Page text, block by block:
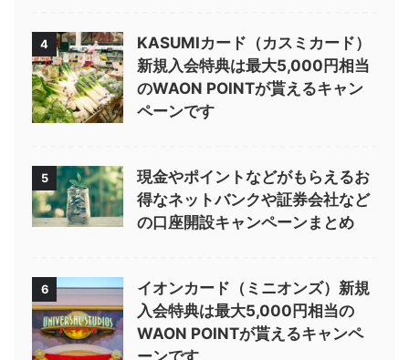
4
KASUMIカード（カスミカード）
新規入会特典は最大5,000円相当
のWAON POINTが貰えるキャン
ペーンです
5
現金やポイントなどがもらえるお
得なネットバンクや証券会社など
の口座開設キャンペーンまとめ
6
イオンカード（ミニオンズ）新規
入会特典は最大5,000円相当の
WAON POINTが貰えるキャンペ